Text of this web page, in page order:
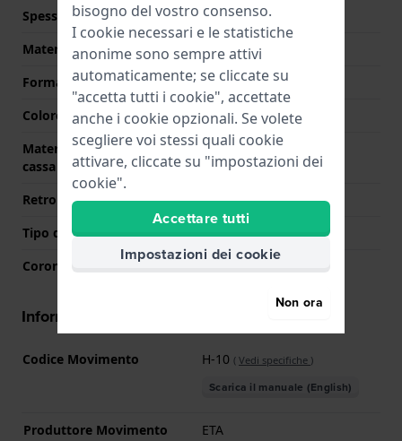
Spessore della cassa
11.5 mm
Materiale cassa
Titanio
Forma della cassa
Rotondo
Colore della cassa
Nero
Materiale del retro della
cassa
Titanio
Retro cassa
Trasparente
Tipo di vetro
Zaffiro
Corona
Informazioni del movimento
Codice Movimento H-10 ( Vedi specifiche )
Scarica il manuale (English)
Produttore Movimento
ETA
bisogno del vostro consenso.
I cookie necessari e le statistiche
anonime sono sempre attivi
automaticamente; se cliccate su
"accetta tutti i cookie", accettate
anche i cookie opzionali. Se volete
scegliere voi stessi quali cookie
attivare, cliccate su "impostazioni dei
cookie".
Accettare tutti
Impostazioni dei cookie
Non ora